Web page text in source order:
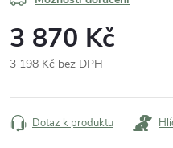
3 870 Kč
3 198 Kč bez DPH
cena:
Dotaz k produktu